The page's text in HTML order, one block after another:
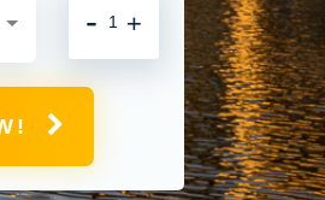
+
-